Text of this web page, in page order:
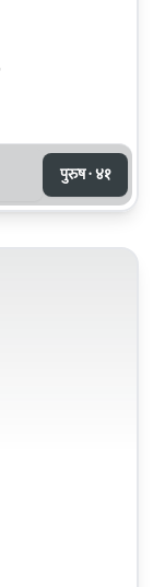
पुरुष · ४१